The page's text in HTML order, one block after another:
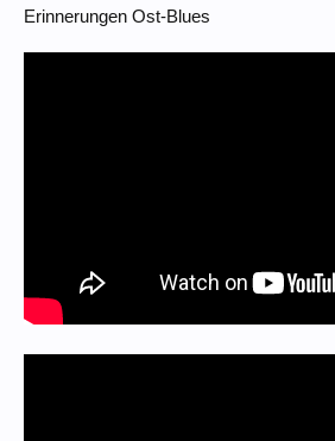
Erinnerungen Ost-Blues